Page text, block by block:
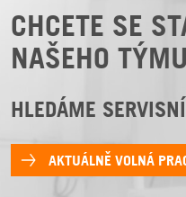
CHCETE SE
NAŠEHO
HLEDÁME
AKTUÁLNĚ VOLNÁ